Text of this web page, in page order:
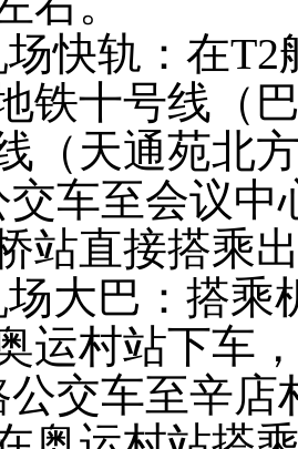
场快轨：在T2
铁十号线（
（天通苑北
交车至会议中
站直接搭乘
场大巴：搭乘
运村站下车
公交车至辛店